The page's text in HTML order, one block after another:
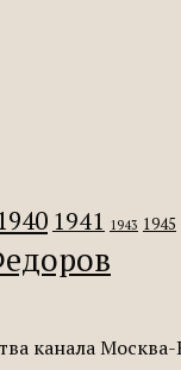
1941 1943 1945
канала Москва-